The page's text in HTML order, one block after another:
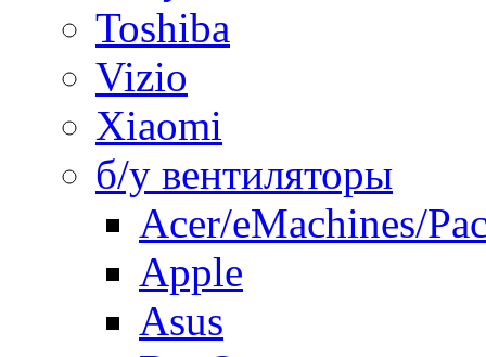
Toshiba
Vizio
Xiaomi
б/у вентиляторы
Acer/eMachines/
Apple
Asus